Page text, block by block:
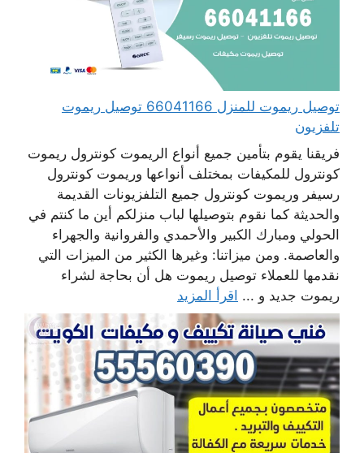
توصيل ريموت للمنزل 66041166 توصيل ريموت
تلفزيون
فريقنا يقوم بتأمين جميع أنواع الريموت كونترول ريموت
كونترول للمكيفات بمختلف أنواعها وريموت كونترول
رسيفر وريموت كونترول جميع التلفزيونات القديمة
والحديثة كما نقوم بتوصيلها لباب منزلكم أين ما كنتم في
الحولي ومبارك الكبير والأحمدي والفروانية والجهراء
والعاصمة. ومن ميزاتنا: وغيرها الكثير من الميزات التي
نقدمها للعملاء توصيل ريموت هل أن بحاجة لشراء
ريموت جديد و ... اقرأ المزيد